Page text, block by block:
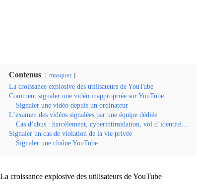
Contenus masquer
La croissance explosive des utilisateurs de YouTube
Comment signaler une vidéo inappropriée sur YouTube
Signaler une vidéo depuis un ordinateur
L’examen des vidéos signalées par une équipe dédiée
Cas d’abus : harcèlement, cyberintimidation, vol d’identité…
Signaler un cas de violation de la vie privée
Signaler une chaîne YouTube
La croissance explosive des utilisateurs de YouTube